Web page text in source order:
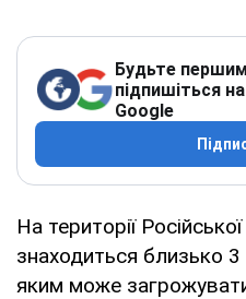
Будьте
підпишіться
Google
На території
знаходиться близько 3
яким може